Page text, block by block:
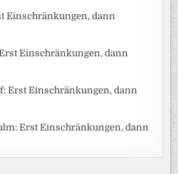
Einschränkungen, dann
Einschränkungen, dann
Erst Einschränkungen, dann
Erst Einschränkungen, dann